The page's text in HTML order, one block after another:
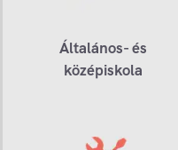
Általános- és
középiskola